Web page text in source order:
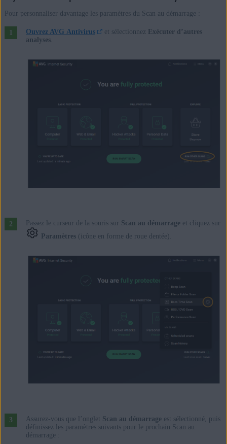
Pour personnaliser davantage les paramètres du Scan au démarrage :
Ouvrez AVG Antivirus et sélectionnez Exécuter d’autres
analyses.
Passez le curseur de la souris sur Scan au démarrageet cliquez sur
Paramètres(icône en forme de roue dentée).
Assurez-vous que l’onglet Scan au démarrageest sélectionné, puis
définissez les paramètres suivants pour le prochain Scan au
démarrage :